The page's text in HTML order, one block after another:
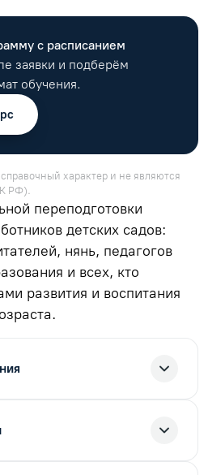
с расписанием
заявки и подберём
обучения.
характер и не являются
РФ).
переподготовки
детских садов:
нянь, педагогов
и всех, кто
развития и воспитания